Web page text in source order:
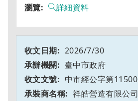
詳細資料
2026/7/30
臺中市政府
中市經公字第
祥皓營造有限公司